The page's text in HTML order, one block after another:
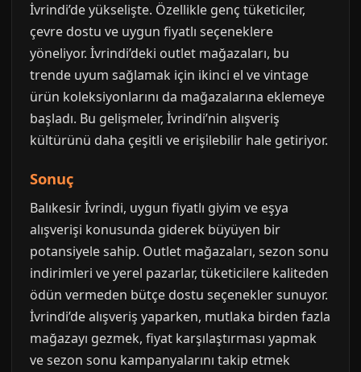
İvrindi’de yükselişte. Özellikle genç tüketiciler,
çevre dostu ve uygun fiyatlı seçeneklere
yöneliyor. İvrindi’deki outlet mağazaları, bu
trende uyum sağlamak için ikinci el ve vintage
ürün koleksiyonlarını da mağazalarına eklemeye
başladı. Bu gelişmeler, İvrindi’nin alışveriş
kültürünü daha çeşitli ve erişilebilir hale getiriyor.
Sonuç
Balıkesir İvrindi, uygun fiyatlı giyim ve eşya
alışverişi konusunda giderek büyüyen bir
potansiyele sahip. Outlet mağazaları, sezon sonu
indirimleri ve yerel pazarlar, tüketicilere kaliteden
ödün vermeden bütçe dostu seçenekler sunuyor.
İvrindi’de alışveriş yaparken, mutlaka birden fazla
mağazayı gezmek, fiyat karşılaştırması yapmak
ve sezon sonu kampanyalarını takip etmek